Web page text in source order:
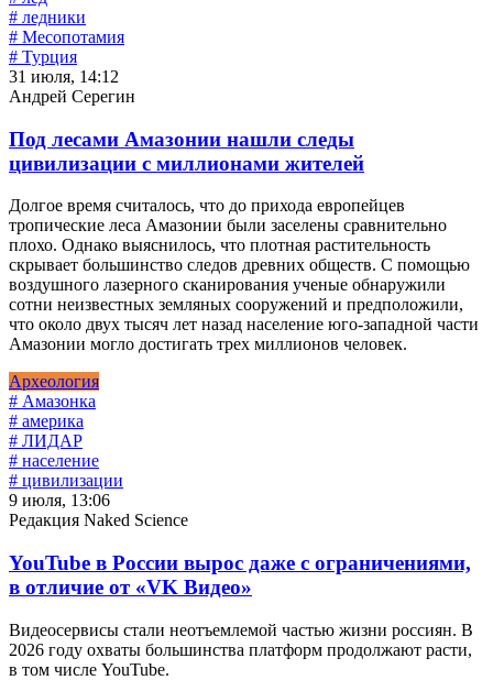
# ледники
# Месопотамия
# Турция
31 июля, 14:12
Андрей Серегин
Под лесами Амазонии нашли следы
цивилизации с миллионами жителей
Долгое время считалось, что до прихода европейцев
тропические леса Амазонии были заселены сравнительно
плохо. Однако выяснилось, что плотная растительность
скрывает большинство следов древних обществ. С помощью
воздушного лазерного сканирования ученые обнаружили
сотни неизвестных земляных сооружений и предположили,
что около двух тысяч лет назад население юго-западной части
Амазонии могло достигать трех миллионов человек.
Археология
# Амазонка
# америка
# ЛИДАР
# население
# цивилизации
9 июля, 13:06
Редакция Naked Science
YouTube в России вырос даже с ограничениями,
в отличие от «VK Видео»
Видеосервисы стали неотъемлемой частью жизни россиян. В
2026 году охваты большинства платформ продолжают расти,
в том числе YouTube.